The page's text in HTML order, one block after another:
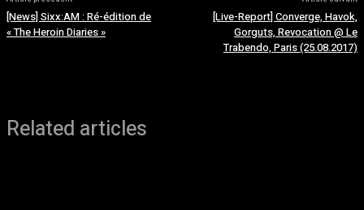
[News] Sixx:AM : Ré-édition de
« The Heroin Diaries »
[Live-Report] Converge, Havok,
Gorguts, Revocation @ Le
Trabendo, Paris (25.08.2017)
Related articles